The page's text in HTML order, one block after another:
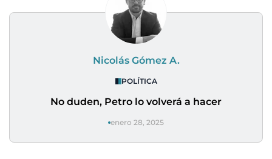
Nicolás Gómez A.
POLÍTICA
No duden, Petro lo volverá a hacer
enero 28, 2025